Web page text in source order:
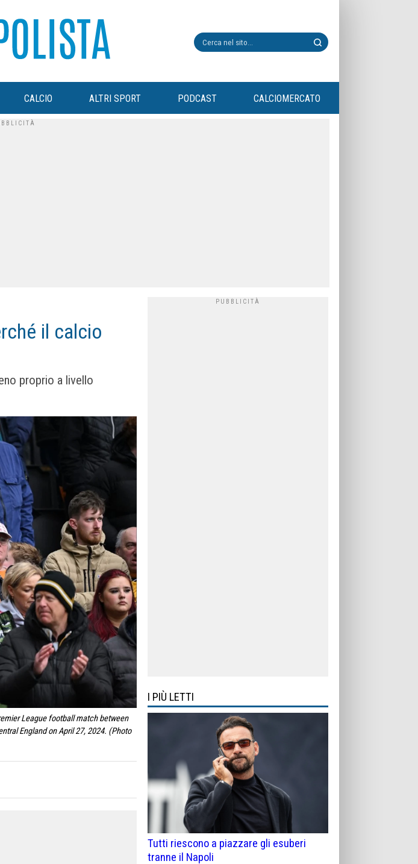
CALCIO ALTRI SPORT PODCAST CALCIOMERCATO
il calcio
proprio a livello
League football match between
England on April 27, 2024. (Photo
I PIÙ LETTI
Tutti riescono a piazzare gli esuberi
tranne il Napoli